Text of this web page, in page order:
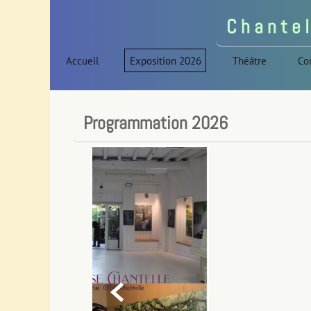
Accueil Exposition 2026 Théâtre
C h a n t
Programmation 2026
